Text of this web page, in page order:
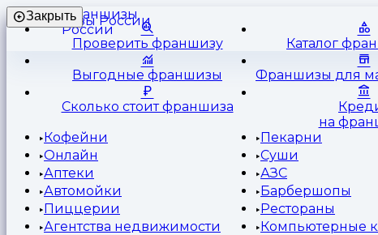
Франшизы
России
Закрыть
Проверить франшизу Каталог
Выгодные франшизы Франшизы для
Сколько стоит франшиза
на
Кофейни
Пекарни
Онлайн
Суши
Аптеки
АЗС
Автомойки
Барбершопы
Пиццерии
Рестораны
Агентства недвижимости
Компьютерные